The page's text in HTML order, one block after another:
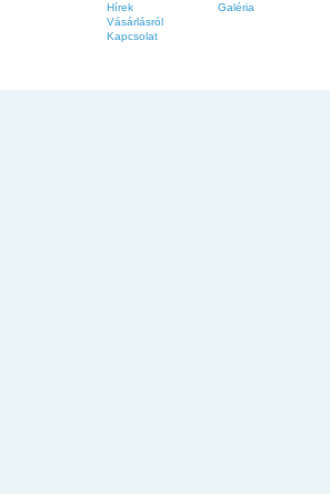
Hírek
Vásárlásról
Kapcsolat
Galéria